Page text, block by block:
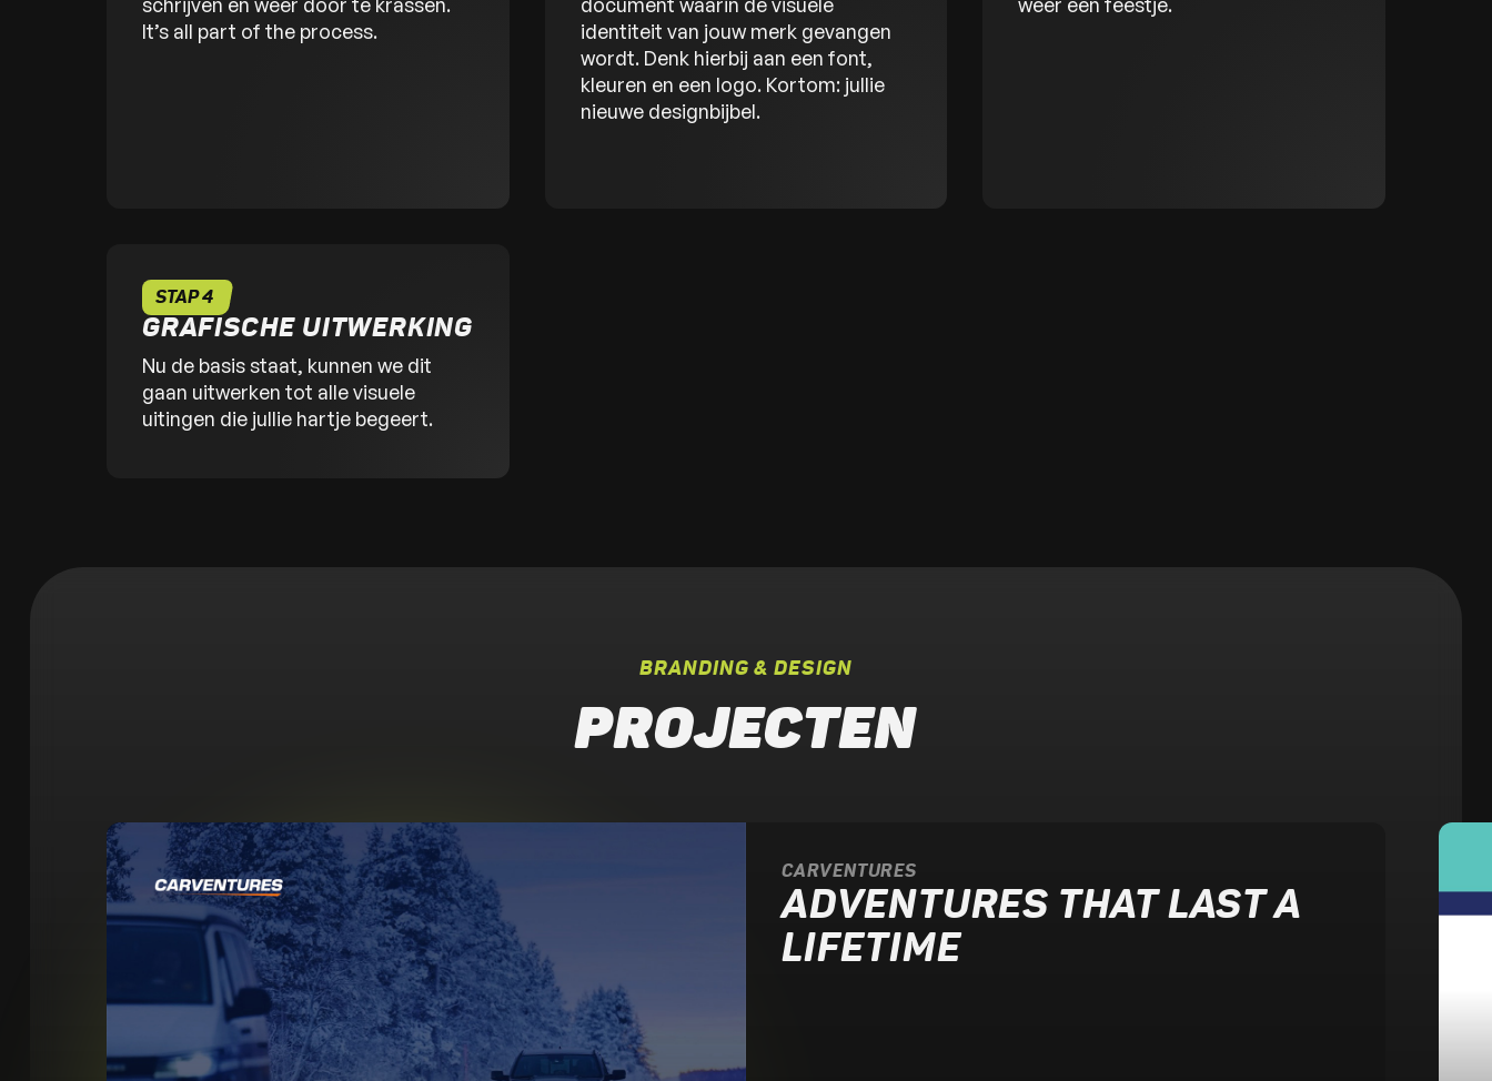
schrijven en weer door te krassen.
It’s all part of the process.
document waarin de visuele
identiteit van jouw merk gevangen
wordt. Denk hierbij aan een font,
kleuren en een logo. Kortom: jullie
nieuwe designbijbel.
weer een feestje.
STAP 4
GRAFISCHE UITWERKING
Nu de basis staat, kunnen we dit
gaan uitwerken tot alle visuele
uitingen die jullie hartje begeert.
BRANDING & DESIGN
PROJECTEN
CARVENTURES
ADVENTURES THAT LAST A
LIFETIME